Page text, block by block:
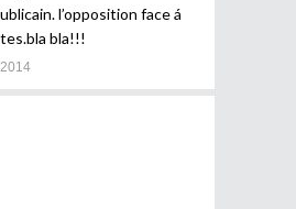
l’opposition face á
bla!!!